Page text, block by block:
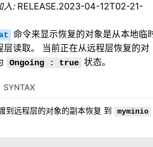
入: RELEASE.2023-04-12T02-21-
命令来显示恢复的对象是从本地临
层读取。 当前正在从远程层恢复的对
Ongoing : true 状态。
到远程层的对象的副本恢复 到 myminio
SYNTAX